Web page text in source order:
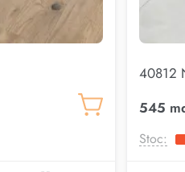
40812
545
Stoc: